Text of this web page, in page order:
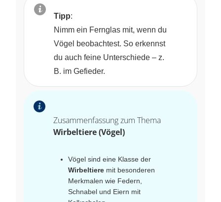
Tipp:
Nimm ein Fernglas mit, wenn du
Vögel beobachtest. So erkennst
du auch feine Unterschiede – z.
B. im Gefieder.
Zusammenfassung zum Thema
Wirbeltiere (Vögel)
Vögel sind eine Klasse der
Wirbeltiere mit besonderen
Merkmalen wie Federn,
Schnabel und Eiern mit